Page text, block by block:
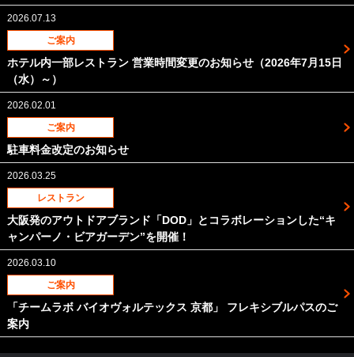
2026.07.13
ご案内
ホテル内一部レストラン 営業時間変更のお知らせ（2026年7月15日
（水）～）
2026.02.01
ご案内
駐車料金改定のお知らせ
2026.03.25
レストラン
大阪発のアウトドアブランド「DOD」とコラボレーションした“キ
ャンパーノ・ビアガーデン”を開催！
2026.03.10
ご案内
「チームラボ バイオヴォルテックス 京都」 フレキシブルパスのご
案内